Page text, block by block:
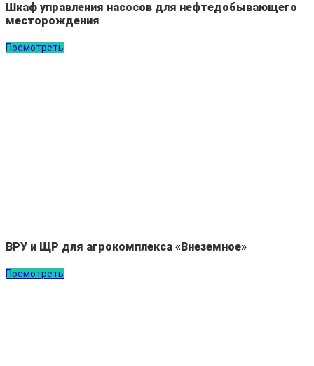
Шкаф управления насосов для нефтедобывающего
месторождения
Посмотреть
ВРУ и ЩР для агрокомплекса «Внеземное»
Посмотреть